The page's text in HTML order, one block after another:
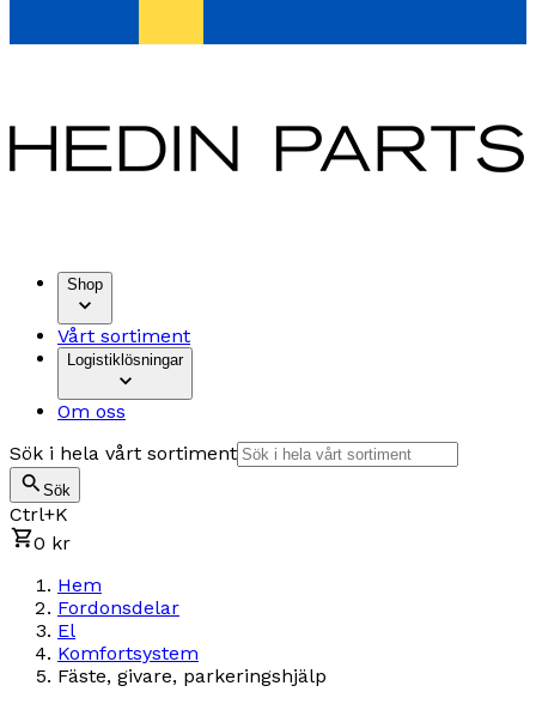
Shop
Vårt sortiment
Logistiklösningar
Om oss
Sök i hela vårt sortiment
Sök
Ctrl+K
0 kr
Hem
Fordonsdelar
El
Komfortsystem
Fäste, givare, parkeringshjälp